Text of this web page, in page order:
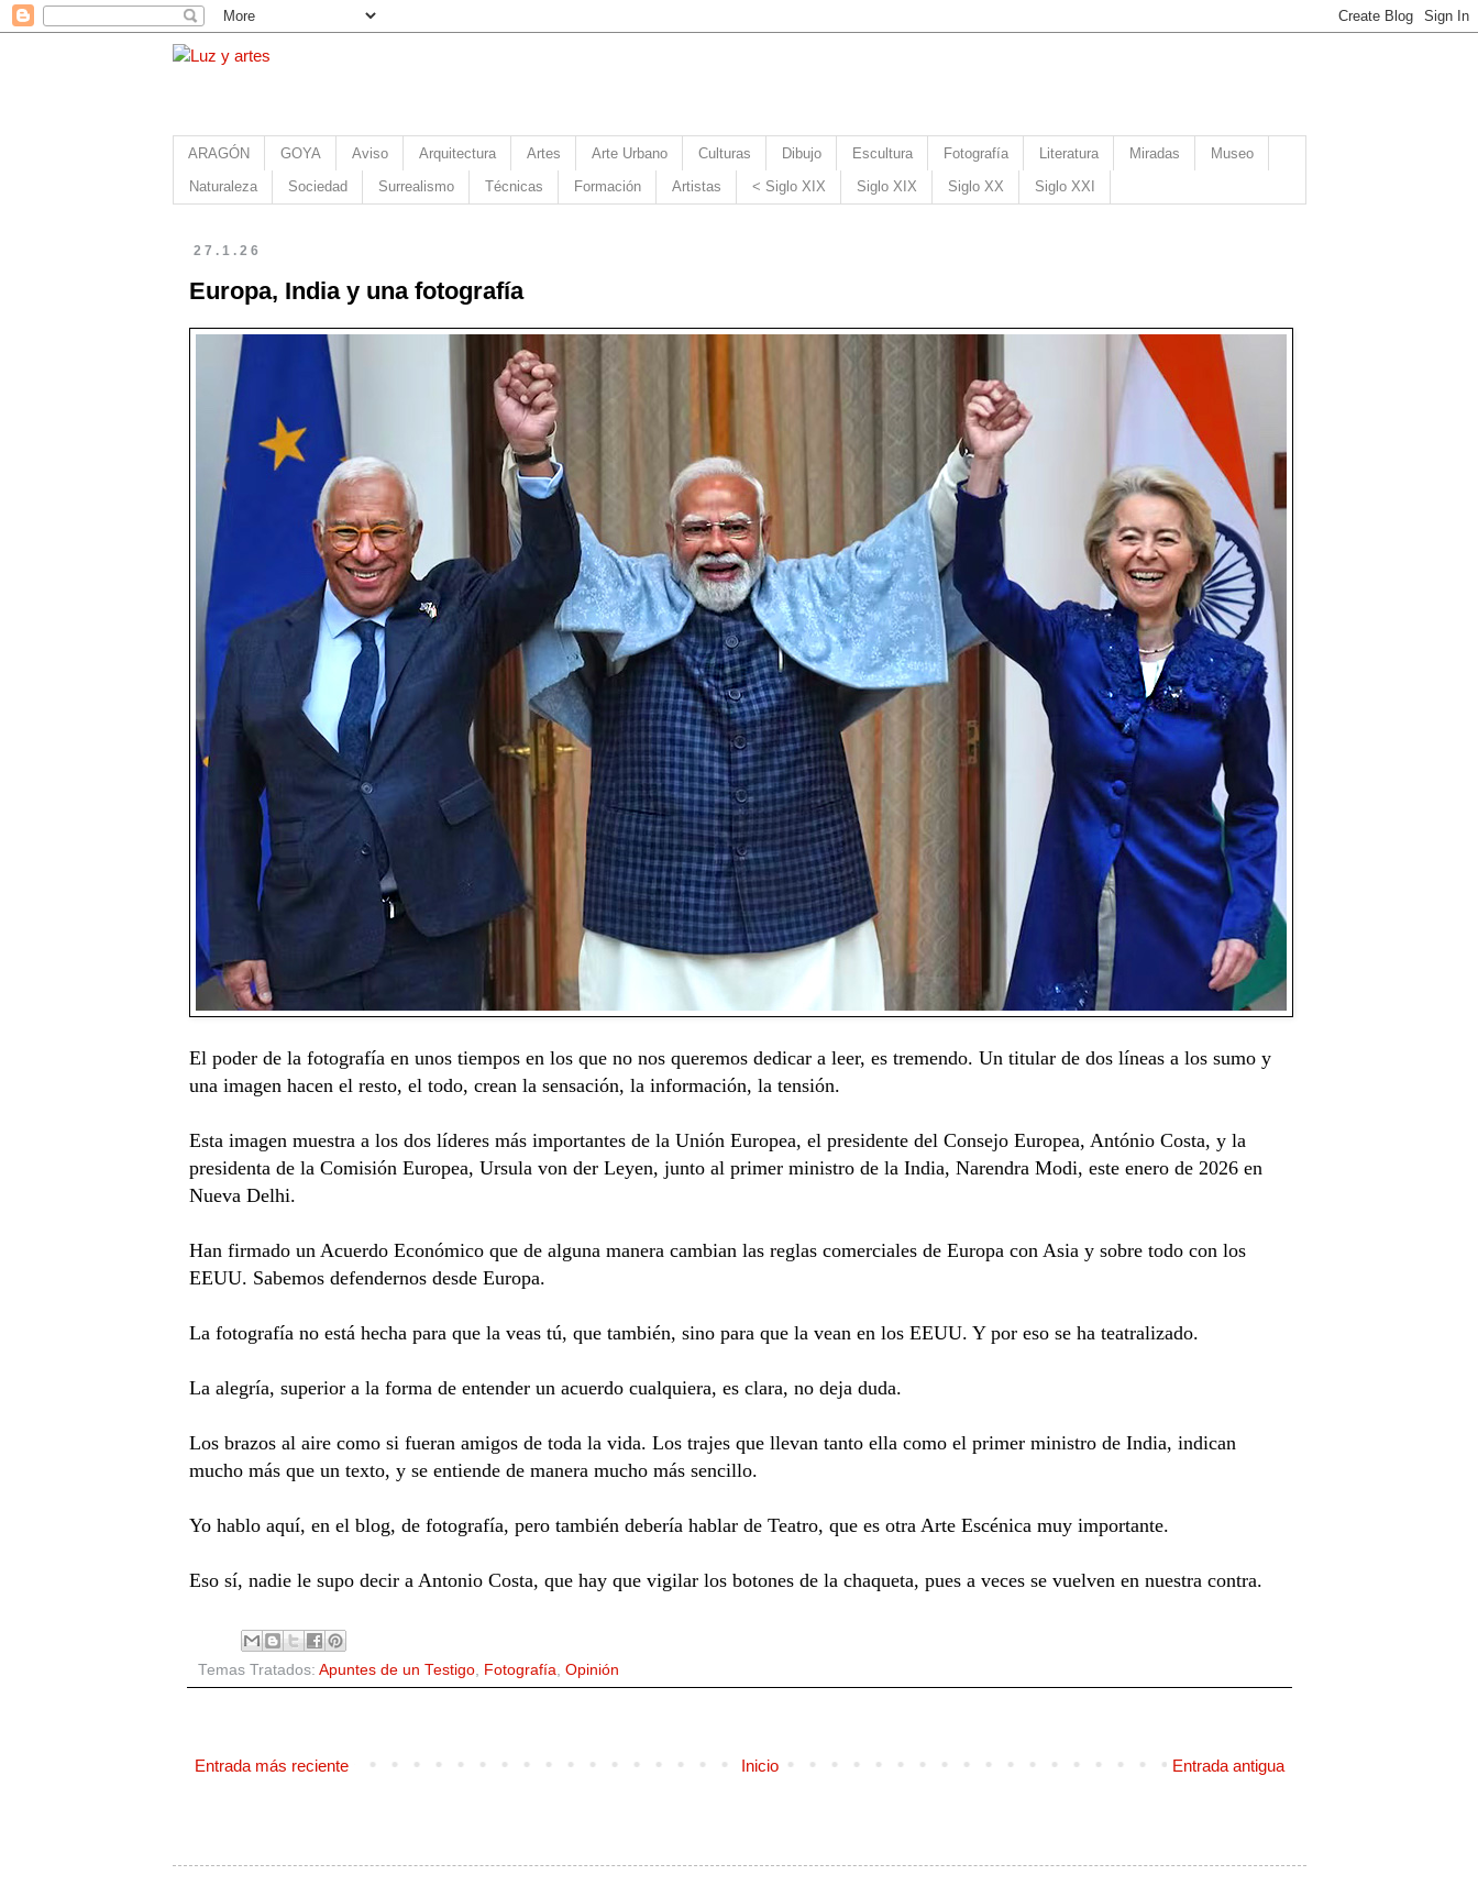
ARAGÓN GOYA Aviso Arquitectura Artes Arte Urbano Culturas Dibujo Escultura Fotografía Literatura Miradas Museo
Naturaleza Sociedad Surrealismo Técnicas Formación Artistas < Siglo XIX Siglo XIX Siglo XX Siglo XXI
27.1.26
Europa, India y una fotografía
El poder de la fotografía en unos tiempos en los que no nos queremos dedicar a leer, es tremendo. Un titular de dos líneas a los sumo y
una imagen hacen el resto, el todo, crean la sensación, la información, la tensión.
Esta imagen muestra a los dos líderes más importantes de la Unión Europea, el presidente del Consejo Europea, António Costa, y la
presidenta de la Comisión Europea, Ursula von der Leyen, junto al primer ministro de la India, Narendra Modi, este enero de 2026 en
Nueva Delhi.
Han firmado un Acuerdo Económico que de alguna manera cambian las reglas comerciales de Europa con Asia y sobre todo con los
EEUU. Sabemos defendernos desde Europa.
La fotografía no está hecha para que la veas tú, que también, sino para que la vean en los EEUU. Y por eso se ha teatralizado.
La alegría, superior a la forma de entender un acuerdo cualquiera, es clara, no deja duda.
Los brazos al aire como si fueran amigos de toda la vida. Los trajes que llevan tanto ella como el primer ministro de India, indican
mucho más que un texto, y se entiende de manera mucho más sencillo.
Yo hablo aquí, en el blog, de fotografía, pero también debería hablar de Teatro, que es otra Arte Escénica muy importante.
Eso sí, nadie le supo decir a Antonio Costa, que hay que vigilar los botones de la chaqueta, pues a veces se vuelven en nuestra contra.
Temas Tratados: Apuntes de un Testigo, Fotografía Opinión
Entrada más reciente Entrada antigua
Inicio